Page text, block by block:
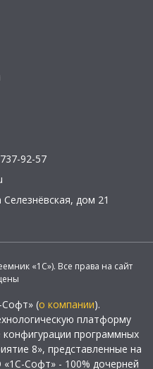
92-57
Селезнёвская, дом 21
«1С»). Все права на сайт
(о компании).
платформу
программных
8», представленные на
Софт» - 100% дочерней